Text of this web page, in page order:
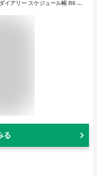
手帳 2025年 12月始まり マンスリー ダイアリー スケジュール帳 B6 月曜日始まり フォープランダイアリー 1ヶ月 レディース ビジネス 仕事用 大人 かわいい プライベート 女性 レイメイ藤井 デイリー 大学生 高校生 薄い ブルー グリーン バイオレット シンプル おしゃれ
る